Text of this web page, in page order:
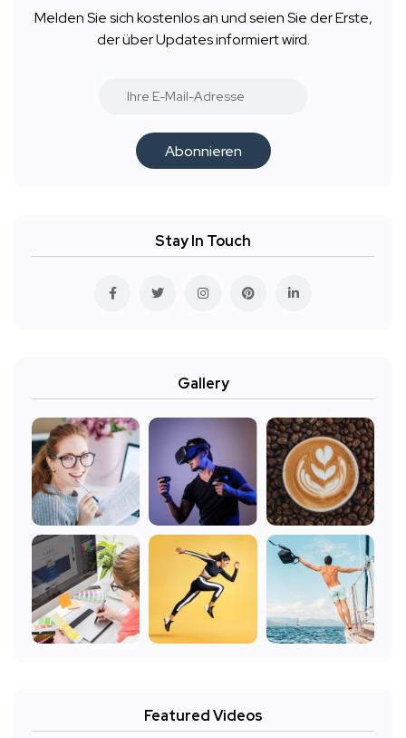
Melden Sie sich kostenlos an und seien Sie der Erste,
der über Updates informiert wird.
Abonnieren
Stay In Touch
Gallery
Featured Videos